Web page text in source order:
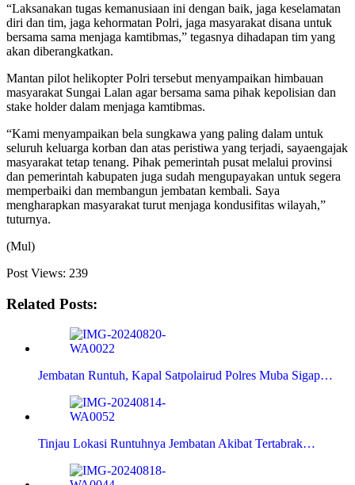
“Laksanakan tugas kemanusiaan ini dengan baik, jaga keselamatan
diri dan tim, jaga kehormatan Polri, jaga masyarakat disana untuk
bersama sama menjaga kamtibmas,” tegasnya dihadapan tim yang
akan diberangkatkan.
Mantan pilot helikopter Polri tersebut menyampaikan himbauan
masyarakat Sungai Lalan agar bersama sama pihak kepolisian dan
stake holder dalam menjaga kamtibmas.
“Kami menyampaikan bela sungkawa yang paling dalam untuk
seluruh keluarga korban dan atas peristiwa yang terjadi, sayaengajak
masyarakat tetap tenang. Pihak pemerintah pusat melalui provinsi
dan pemerintah kabupaten juga sudah mengupayakan untuk segera
memperbaiki dan membangun jembatan kembali. Saya
mengharapkan masyarakat turut menjaga kondusifitas wilayah,”
tuturnya.
(Mul)
Post Views: 239
Related Posts:
Jembatan Runtuh, Kapal Satpolairud Polres Muba Sigap…
Tinjau Lokasi Runtuhnya Jembatan Akibat Tertabrak…